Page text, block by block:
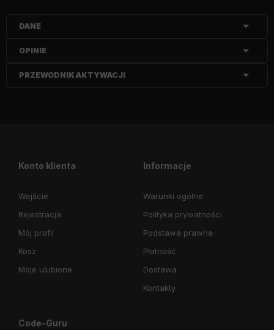
DANE
OPINIE
PRZEWODNIK AKTYWACJI
Konto klienta
Wejście
Rejestracja
Mój profil
Kosz
Moje ulubione
Informacje
Warunki ogólne
Polityka prywatności
Podstawa prawna
Płatność
Dostawa
Kontakty
Code-Guru